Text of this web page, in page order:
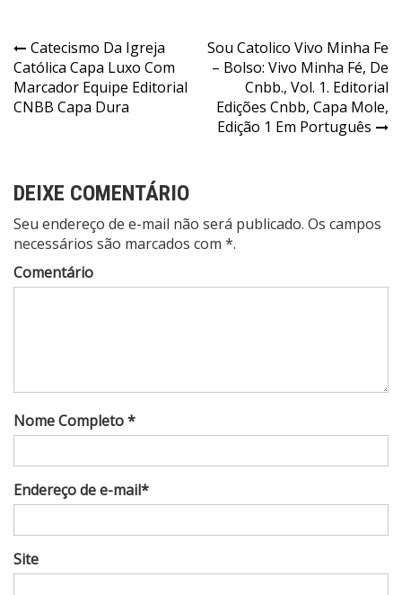
Navegação
de
Post
Catecismo Da Igreja
Católica Capa Luxo Com
Marcador Equipe Editorial
CNBB Capa Dura
Sou Catolico Vivo Minha Fe
– Bolso: Vivo Minha Fé, De
Cnbb., Vol. 1. Editorial
Edições Cnbb, Capa Mole,
Edição 1 Em Português
DEIXE COMENTÁRIO
Seu endereço de e-mail não será publicado. Os campos
necessários são marcados com *.
Comentário
Nome Completo *
Endereço de e-mail*
Site